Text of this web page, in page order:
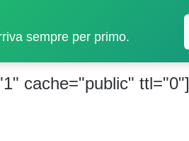
sempre per primo.
cache="public" ttl="0"]